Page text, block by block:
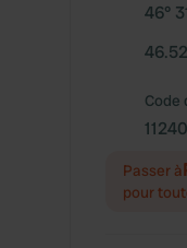
46°
Code
11240
Passer à
pour